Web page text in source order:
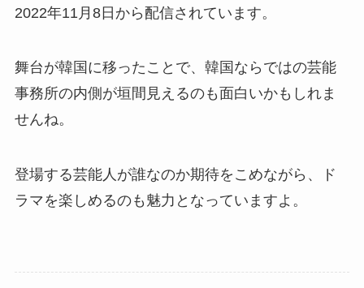
2022年11月8日から配信されています。
舞台が韓国に移ったことで、韓国ならではの芸能
事務所の内側が垣間見えるのも面白いかもしれま
せんね。
登場する芸能人が誰なのか期待をこめながら、ド
ラマを楽しめるのも魅力となっていますよ。